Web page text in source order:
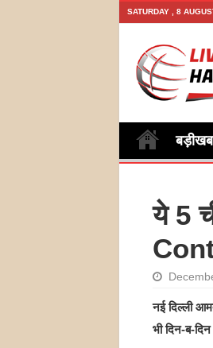
SATURDAY , 8
ये 5
नई दिल्ली
भी दिन-ब-